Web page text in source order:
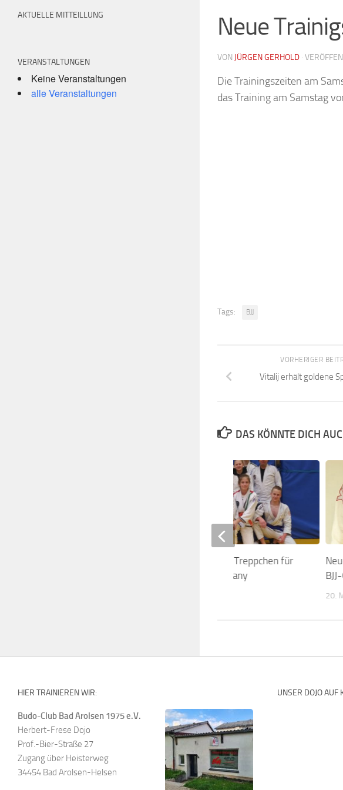
Neue
VON JÜRGEN GERHOLD ·
Die Trainingszeiten am
das Training am Samstag
Tags: BJJ
VORHERIGER
Vitalij erhält goldene
DAS KÖNNTE DICH
20.
Sechs Plätze auf dem Treppchen für
das Team GVJJA Germany
AKTUELLE MITTEILLUNG
VERANSTALTUNGEN
Keine Veranstaltungen
alle Veranstaltungen
HIER TRAINIEREN WIR:
Budo-Club Bad Arolsen 1975 e.V.
Herbert-Frese Dojo
Prof.-Bier-Straße 27
Zugang über Heisterweg
34454 Bad Arolsen-Helsen
UNSER DOJO AUF